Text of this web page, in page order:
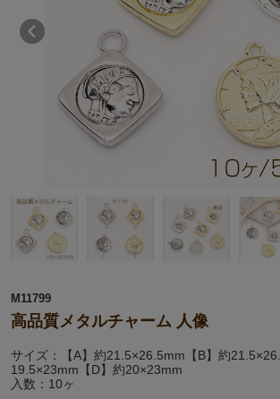
M11799
高品質メタルチャーム 人像
サイズ：【A】約21.5×26.5mm【B】約
19.5×23mm【D】約20×23mm
入数：10ヶ